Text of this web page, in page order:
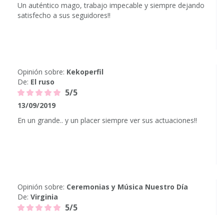
Un auténtico mago, trabajo impecable y siempre dejando
satisfecho a sus seguidores!!
Opinión sobre: Kekoperfil
De: El ruso
5/5
13/09/2019
En un grande.. y un placer siempre ver sus actuaciones!!
Opinión sobre: Ceremonias y Música Nuestro Día
De: Virginia
5/5